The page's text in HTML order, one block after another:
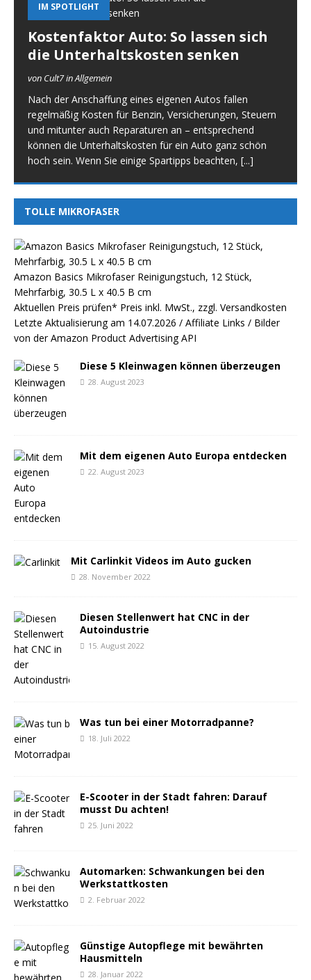
IM SPOTLIGHT
Kostenfaktor Auto: So lassen sich
die Unterhaltskosten senken
von Cult7 in Allgemein
Nach der Anschaffung eines eigenen Autos fallen
regelmäßig Kosten für Benzin, Versicherungen, Steuern
und mitunter auch Reparaturen an – entsprechend
können die Unterhaltskosten für ein Auto ganz schön
hoch sein. Wenn Sie einige Spartipps beachten, [...]
TOLLE MIKROFASER
Amazon Basics Mikrofaser Reinigungstuch, 12 Stück,
Mehrfarbig, 30.5 L x 40.5 B cm
Aktuellen Preis prüfen* Preis inkl. MwSt., zzgl. Versandkosten
Letzte Aktualisierung am 14.07.2026 / Affiliate Links / Bilder
von der Amazon Product Advertising API
Diese 5 Kleinwagen können überzeugen
28. August 2023
Mit dem eigenen Auto Europa entdecken
22. August 2023
Mit Carlinkit Videos im Auto gucken
28. November 2022
Diesen Stellenwert hat CNC in der
Autoindustrie
15. August 2022
Was tun bei einer Motorradpanne?
18. Juli 2022
E-Scooter in der Stadt fahren: Darauf
musst Du achten!
25. Juni 2022
Automarken: Schwankungen bei den
Werkstattkosten
2. Februar 2022
Günstige Autopflege mit bewährten
Hausmitteln
28. Januar 2022